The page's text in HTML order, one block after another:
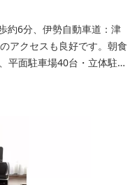
約6分、伊勢自動車道：津
アクセスも良好です。朝食
平面駐車場40台・立体駐車
光にもご利用頂ける快適